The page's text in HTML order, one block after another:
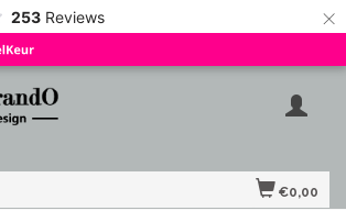
253 Reviews ×
€0,00